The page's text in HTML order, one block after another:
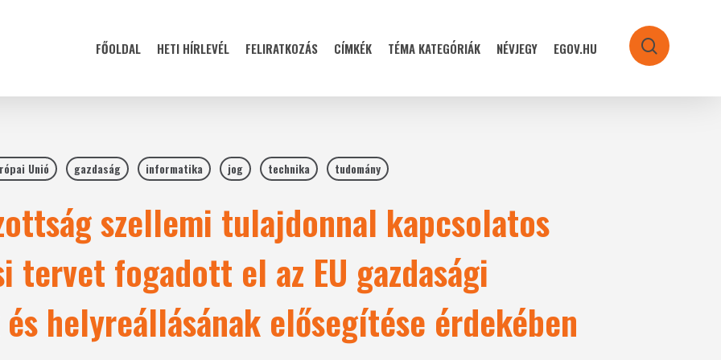
FŐOLDAL HETI HÍRLEVÉL FELIRATKOZÁS CÍMKÉK TÉMA KATEGÓRIÁK NÉVJEGY EGOV.HU search
Unió gazdaság informatika jog technika tudomány
szellemi tulajdonnal kapcsolatos
tervet fogadott el az EU gazdasági
helyreállásának elősegítése érdekében